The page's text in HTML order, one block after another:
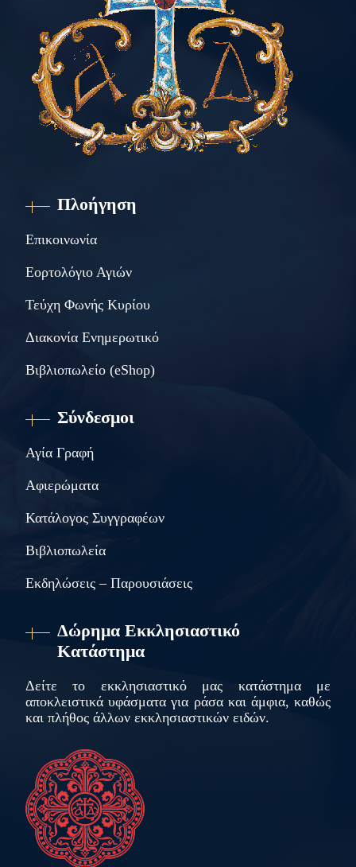
Πλοήγηση
Επικοινωνία
Εορτολόγιο Αγιών
Τεύχη Φωνής Κυρίου
Διακονία Ενημερωτικό
Βιβλιοπωλείο (eShop)
Σύνδεσμοι
Αγία Γραφή
Αφιερώματα
Κατάλογος Συγγραφέων
Βιβλιοπωλεία
Εκδηλώσεις – Παρουσιάσεις
Δώρημα Εκκλησιαστικό
Κατάστημα
Δείτε το εκκλησιαστικό μας κατάστημα με
αποκλειστικά υφάσματα για ράσα και άμφια, καθώς
και πλήθος άλλων εκκλησιαστικών ειδών.